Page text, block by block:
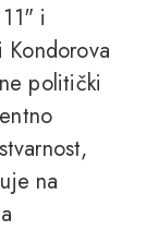
i
politički
na